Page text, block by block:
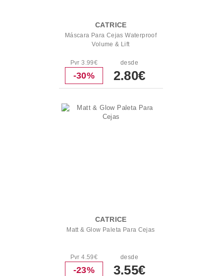
CATRICE
Máscara Para Cejas Waterproof
Volume & Lift
Pvr 3.99€
-30%
desde
2.80€
CATRICE
Matt & Glow Paleta Para Cejas
Pvr 4.59€
-23%
desde
3.55€